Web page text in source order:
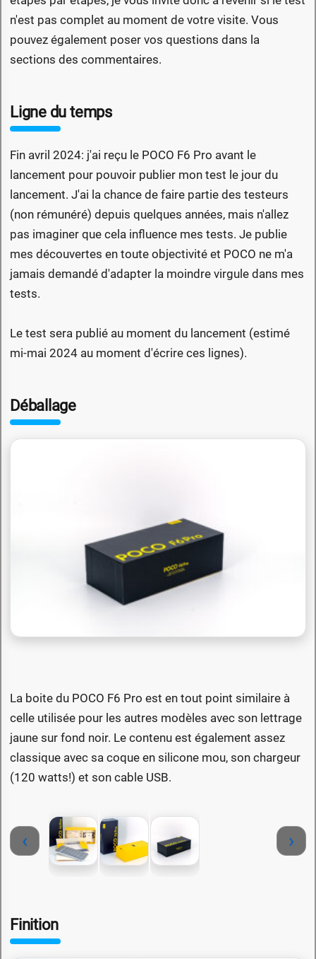
n'est pas complet au moment de votre visite. Vous
pouvez également poser vos questions dans la
sections des commentaires.
Ligne du temps
Fin avril 2024: j'ai reçu le POCO F6 Pro avant le
lancement pour pouvoir publier mon test le jour du
lancement. J'ai la chance de faire partie des testeurs
(non rémunéré) depuis quelques années, mais n'allez
pas imaginer que cela influence mes tests. Je publie
mes découvertes en toute objectivité et POCO ne m'a
jamais demandé d'adapter la moindre virgule dans mes
tests.
Le test sera publié au moment du lancement (estimé
mi-mai 2024 au moment d'écrire ces lignes).
Déballage
La boite du POCO F6 Pro est en tout point similaire à
celle utilisée pour les autres modèles avec son lettrage
jaune sur fond noir. Le contenu est également assez
classique avec sa coque en silicone mou, son chargeur
(120 watts!) et son cable USB.
‹ ›
Finition